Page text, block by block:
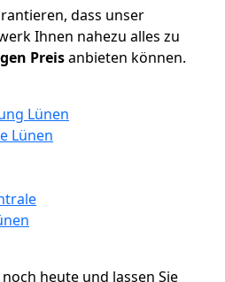
dass unser
Ihnen nahezu alles zu
Preisanbieten können.
Lünen
Lünen
heute und lassen Sie